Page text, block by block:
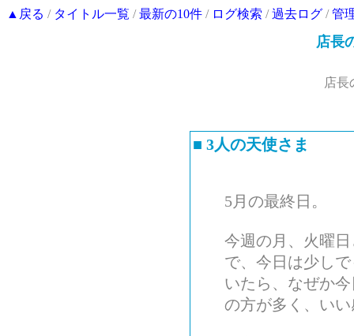
▲戻る / タイトル一覧 /最新の10件 / ログ検索 /過去ログ /管
店長
店長
■ 3人の天使さま
5月の最終日。
今週の月、火曜
で、今日は少し
いたら、なぜか
の方が多く、い